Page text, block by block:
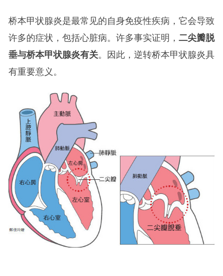
桥本甲状腺炎是最常见的自身免疫性疾病，它会导致
许多的症状，包括心脏病。许多事实证明， 二尖瓣脱
垂与桥本甲状腺炎有关。因此，逆转桥本甲状腺炎具
有重要意义。